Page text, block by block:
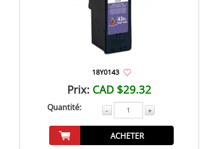
18Y0143
Prix: CAD $29.32
Quantité: - +
ACHETER